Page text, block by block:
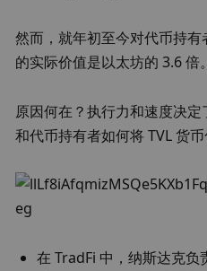
然而，就年初至今对代币持
的实际价值是以太坊的 3.6 倍。
原因何在？执行力和速度决
和代币持有者如何将 TVL 货币
在 TradFi 中，纳斯达克负